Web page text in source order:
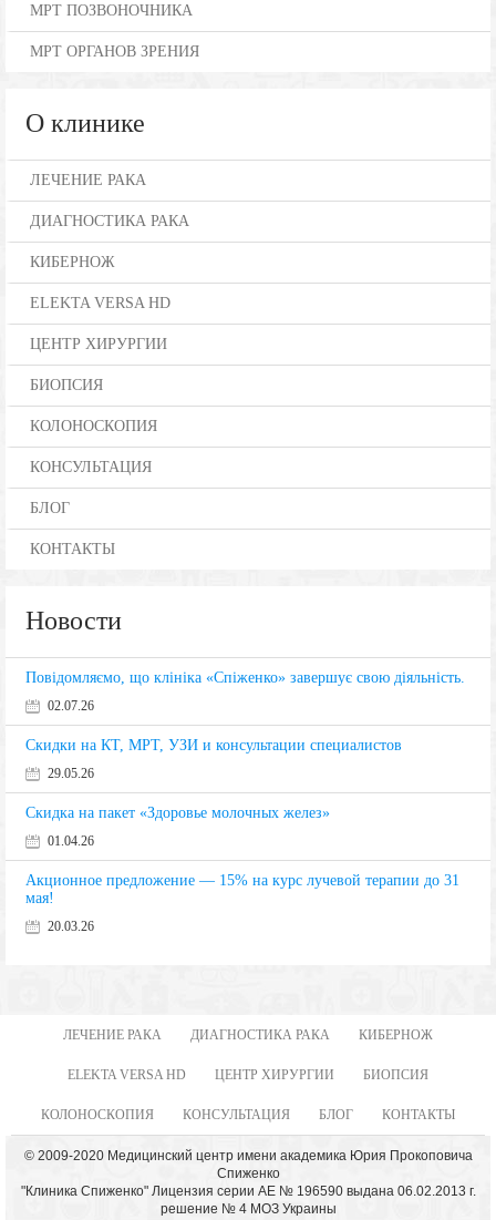
МРТ ПОЗВОНОЧНИКА
МРТ ОРГАНОВ ЗРЕНИЯ
О клинике
ЛЕЧЕНИЕ РАКА
ДИАГНОСТИКА РАКА
КИБЕРНОЖ
ELEKTA VERSA HD
ЦЕНТР ХИРУРГИИ
БИОПСИЯ
КОЛОНОСКОПИЯ
КОНСУЛЬТАЦИЯ
БЛОГ
КОНТАКТЫ
Новости
Повідомляємо, що клініка «Спіженко» завершує свою діяльність.
02.07.26
Скидки на КТ, МРТ, УЗИ и консультации специалистов
29.05.26
Скидка на пакет «Здоровье молочных желез»
01.04.26
Акционное предложение — 15% на курс лучевой терапии до 31
мая!
20.03.26
ЛЕЧЕНИЕ РАКА ДИАГНОСТИКА РАКА КИБЕРНОЖ
ELEKTA VERSA HD ЦЕНТР ХИРУРГИИ БИОПСИЯ
КОЛОНОСКОПИЯ КОНСУЛЬТАЦИЯ БЛОГ КОНТАКТЫ
© 2009-2020 Медицинский центр имени академика Юрия Прокоповича
Спиженко
"Клиника Спиженко" Лицензия серии АЕ № 196590 выдана 06.02.2013 г.
решение № 4 МОЗ Украины